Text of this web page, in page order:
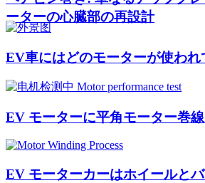
ーターの心臓部の再設計
EV車にはどのモーターが使われ
EV モーターに平角モーター巻
EV モーターカーはホイールと